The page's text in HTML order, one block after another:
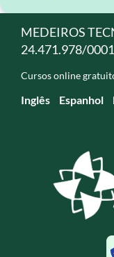
MEDEIROS
24.471.978/
Cursos online
Inglês Espanhol